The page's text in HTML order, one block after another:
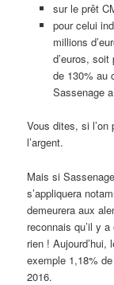
sur le prêt
pour celui
millions
d’euros, soit
de 130% au
Sassenage
Vous dites, si
l’argent.
Mais si
s’appliquera
demeurera aux
reconnais qu’il y
rien !
exemple 1,18%
2016.